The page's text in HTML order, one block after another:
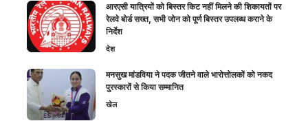
आरएसी यात्रियों को बिस्तर किट नहीं मिलने की शिकायतों पर
रेलवे बोर्ड सख्त, सभी जोन को पूर्ण बिस्तर उपलब्ध कराने के
निर्देश
देश
मनसुख मांडविया ने पदक जीतने वाले भारोत्तोलकों को नकद
पुरस्कारों से किया सम्मानित
खेल